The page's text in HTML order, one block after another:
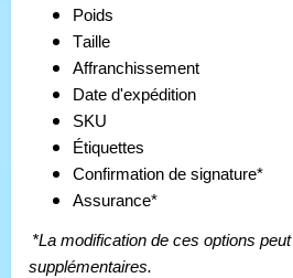
Poids
Taille
Affranchissement
Date d'expédition
SKU
Étiquettes
Confirmation de signature*
Assurance*
*La modification de ces options
supplémentaires.